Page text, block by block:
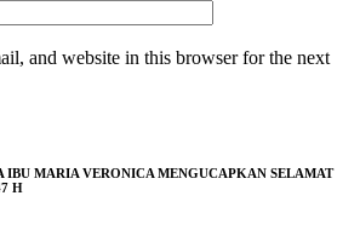
and website in this browser for the next
IBU MARIA VERONICA MENGUCAPKAN SELAMAT
H